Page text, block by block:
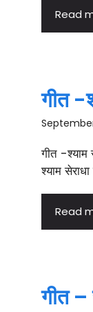
Read
गीत -
गीत -
श्याम
Read
गीत